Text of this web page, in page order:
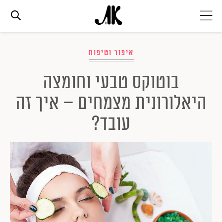
אג׳נדה
אופנה
ביוטי
סלבס
ערוצים נוספים
המגזין
איפור וטיפוח
בוטוקס טבעי וחומצה
היאלורונית מצמחים – איך זה
עובד?